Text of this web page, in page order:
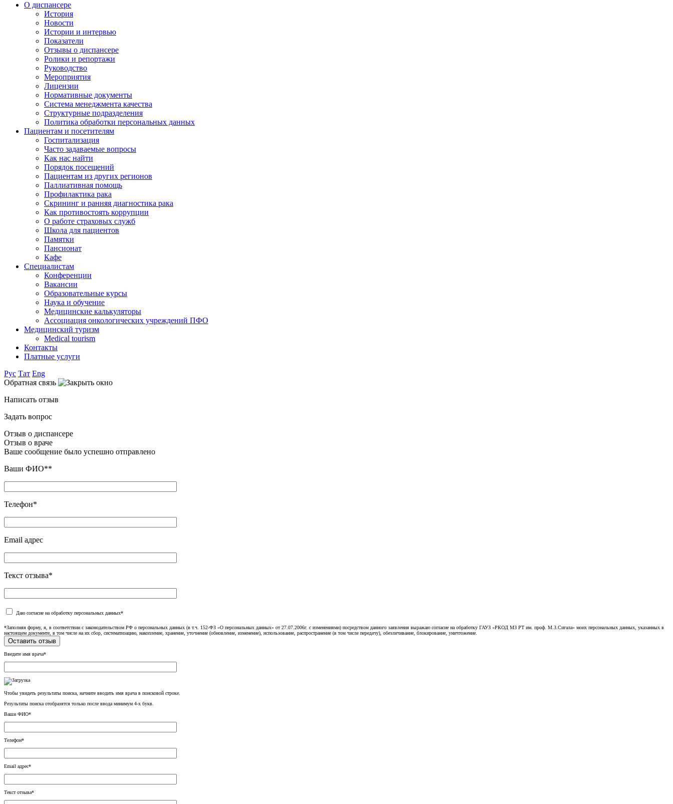
О диспансере
История
Новости
Истории и интервью
Показатели
Отзывы о диспансере
Ролики и репортажи
Руководство
Мероприятия
Лицензии
Нормативные документы
Система менеджмента качества
Структурные подразделения
Политика обработки персональных данных
Пациентам и посетителям
Госпитализация
Часто задаваемые вопросы
Как нас найти
Порядок посещений
Пациентам из других регионов
Паллиативная помощь
Профилактика рака
Скрининг и ранняя диагностика рака
Как противостоять коррупции
О работе страховых служб
Школа для пациентов
Памятки
Пансионат
Кафе
Специалистам
Конференции
Вакансии
Образовательные курсы
Наука и обучение
Медицинские калькуляторы
Ассоциация oнкологических учреждений ПФО
Медицинский туризм
Medical tourism
Контакты
Платные услуги
Рус Тат Eng
Обратная связь
Написать отзыв
Задать вопрос
Отзыв о диспансере
Отзыв о враче
Ваше сообщение было успешно отправлено
Ваши ФИО**
Телефон*
Email адрес
Текст отзыва*
Даю согласие на обработку персональных данных*
*Заполняя форму, я, в соответствии с законодательством РФ о персональных данных (в т.ч. 152-ФЗ «О персональных данных» от 27.07.2006г. с изменениями) посредством данного заявления выражаю согласие на обработку ГАУЗ «РКОД МЗ РТ им. проф. М.З.Сигала» моих персональных данных, указанных в
настоящем документе, в том числе на их сбор, систематизацию, накопление, хранение, уточнение (обновление, изменение), использование, распространение (в том числе передачу), обезличивание, блокирование, уничтожение.
Введите имя врача*
Чтобы увидеть результаты поиска, начните вводить имя врача в поисковой строке.
Результаты поиска отобразятся только после ввода минимум 4-х букв.
Ваши ФИО*
Телефон*
Email адрес*
Текст отзыва*